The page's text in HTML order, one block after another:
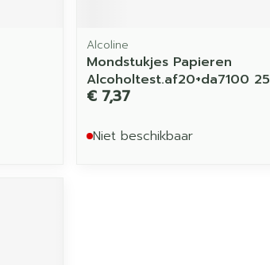
Alcoline
Mondstukjes Papieren
Alcoholtest.af20+da7100 25
€ 7,37
Niet beschikbaar